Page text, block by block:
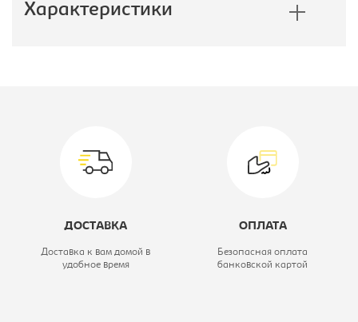
Характеристики
Коллекция: Экспресс
ДОСТАВКА
Доставка к вам домой в
удобное время
ОПЛАТА
Безопасная оплата
банковской картой